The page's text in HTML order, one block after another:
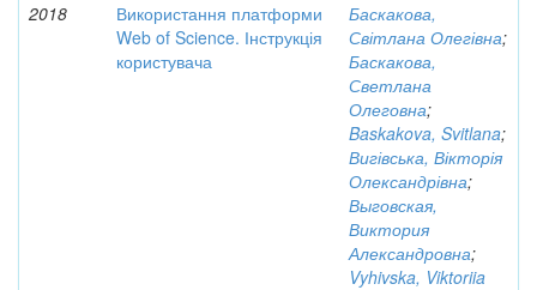
2018
Використання платформи
Web of Science. Інструкція
користувача
Баскакова,
Світлана Олегівна;
Баскакова,
Светлана
Олеговна;
Baskakova, Svitlana;
Вигівська, Вікторія
Олександрівна;
Выговская,
Виктория
Александровна;
Vyhivska, Viktoriia